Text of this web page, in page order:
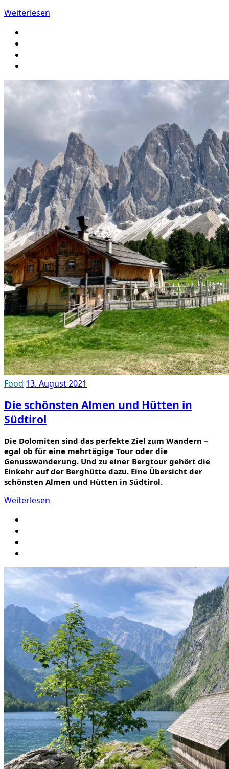
Weiterlesen
Food 13. August 2021
Die schönsten Almen und Hütten in
Südtirol
Die Dolomiten sind das perfekte Ziel zum Wandern –
egal ob für eine mehrtägige Tour oder die
Genusswanderung. Und zu einer Bergtour gehört die
Einkehr auf der Berghütte dazu. Eine Übersicht der
schönsten Almen und Hütten in Südtirol.
Weiterlesen